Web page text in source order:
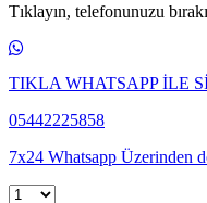
Tıklayın, telefonunuzu
TIKLA WHATSAPP İLE
05442225858
7x24 Whatsapp Üzerinden